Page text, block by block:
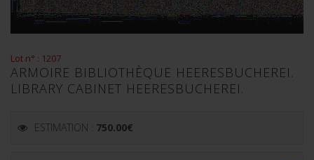
Lot n° : 1207
ARMOIRE BIBLIOTHÈQUE HEERESBUCHEREI.
LIBRARY CABINET HEERESBUCHEREI.
ESTIMATION : 750.00€